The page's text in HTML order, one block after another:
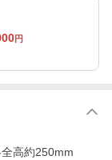
円
高約250mm